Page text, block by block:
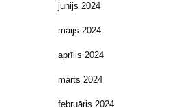
jūnijs 2024
maijs 2024
aprīlis 2024
marts 2024
februāris 2024